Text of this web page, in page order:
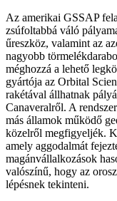
Az amerikai GSSAP
zsúfoltabbá váló
űreszköz, valamint az
nagyobb
méghozzá a lehető
gyártója az Orbital
rakétával állhatnak
Canaveralről. A
más államok működő
közelről megfigyeljék.
amely aggodalmát
magánvállalkozások
valószínű, hogy az
lépésnek tekinteni.